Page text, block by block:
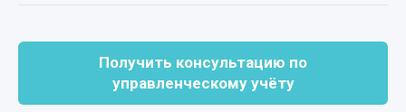
Получить консультацию по
управленческому учёту